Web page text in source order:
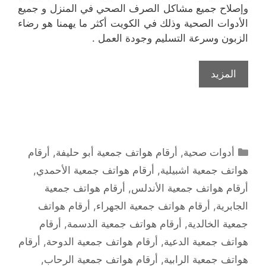
وإصلاح جميع مشاكل الصرف الصحي في المنزل و جميع
الأدوات الصحية وذلك في الكويت أكثر ما يهمنا هو رضاء
الزبون وسرعة التسليم وجودة العمل .
المزيد
التصنيفات
أدوات صحية, أرقام هواتف جمعية أبو حليفة, أرقام
هواتف جمعية اشبيلية, أرقام هواتف جمعية الأحمدي,
أرقام هواتف جمعية الأندلس, أرقام هواتف جمعية
الجابرية, أرقام هواتف جمعية الجهراء, أرقام هواتف
جمعية الخالدية, أرقام هواتف جمعية الدسمة, أرقام
هواتف جمعية الدعية, أرقام هواتف جمعية الدوحة, أرقام
هواتف جمعية الرابية, أرقام هواتف جمعية الرحاب,